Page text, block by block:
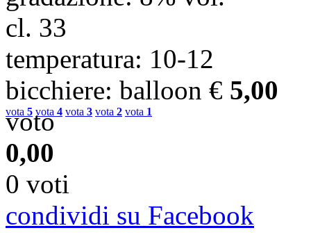
cl. 33
temperatura: 10-12
bicchiere: balloon € 5,00
vota 5 vota 4 vota 3 vota 2 vota 1
voto
0,00
0 voti
condividi su Facebook